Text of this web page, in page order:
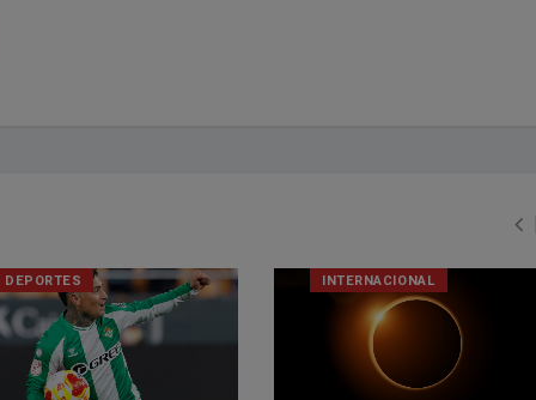
DEPORTES INTERNACIONAL